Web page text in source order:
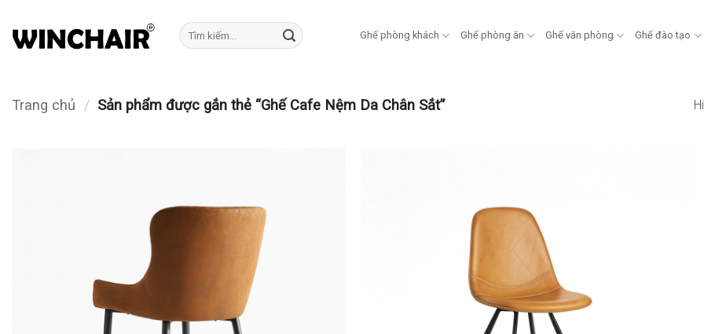
qua
Tìm
kiếm:
Ghế phòng khách Ghế phòng ăn Ghế văn phòng Ghế đào tạo
Trang chủ / Sản phẩm được gắn thẻ “Ghế Cafe Nệm Da Chân Sắt”